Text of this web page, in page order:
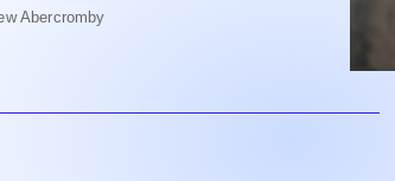
Abercromby